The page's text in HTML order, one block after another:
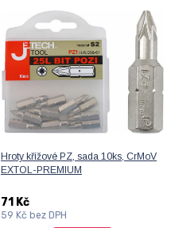
Hroty křížové PZ, sada 10ks, CrMoV
EXTOL-PREMIUM
71 Kč
59 Kč bez DPH